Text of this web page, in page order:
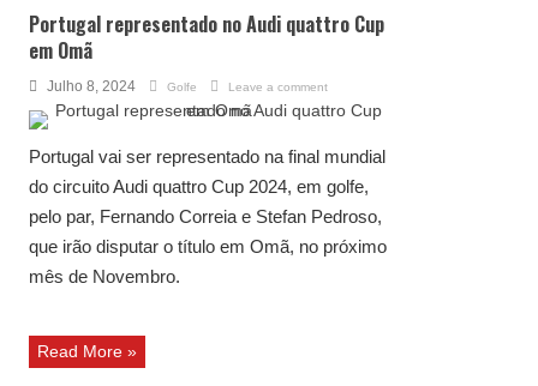
Portugal representado no Audi quattro Cup
em Omã
Julho 8, 2024 Golfe Leave a comment
Portugal vai ser representado na final mundial
do circuito Audi quattro Cup 2024, em golfe,
pelo par, Fernando Correia e Stefan Pedroso,
que irão disputar o título em Omã, no próximo
mês de Novembro.
Read More »